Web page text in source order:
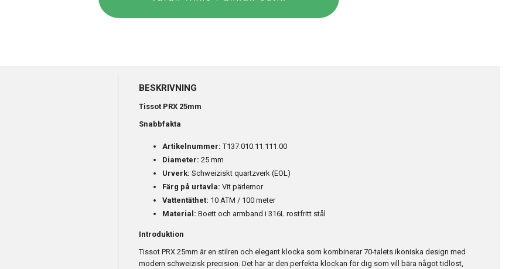
BESKRIVNING
Tissot PRX 25mm
Snabbfakta
Artikelnummer: T137.010.11.111.00
Diameter: 25 mm
Urverk: Schweiziskt quartzverk (EOL)
Färg på urtavla: Vit pärlemor
Vattentäthet: 10 ATM / 100 meter
Material: Boett och armband i 316L rostfritt stål
Introduktion
Tissot PRX 25mm är en stilren och elegant klocka som kombinerar 70-talets ikoniska design med
modern schweizisk precision. Det här är den perfekta klockan för dig som vill bära något tidlöst,